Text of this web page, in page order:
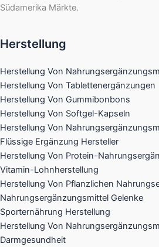
Südamerika Märkte.
Herstellung
Herstellung Von
Herstellung Von Tablettenergänzungen
Herstellung Von Gummibonbons
Herstellung Von Softgel-Kapseln
Herstellung Von
Flüssige Ergänzung Hersteller
Herstellung Von Protein-
Vitamin-Lohnherstellung
Herstellung Von Pflanzlichen
Nahrungsergänzungsmittel Gelenke​
Sporternährung Herstellung
Herstellung Von
Darmgesundheit